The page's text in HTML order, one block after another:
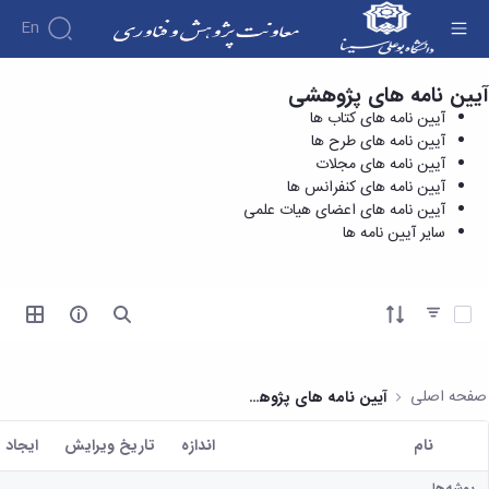
En
درباره
معاونت
درباره
معرفی
معاون
اهداف
و
قبلی
امور
پژوهشی
رئیس
کتابخانه
پژوهش
پژوهش
هفته
پژوهش
و
ها
های
تحقیقاتی
فناوری و
کارآفرینی
مدیریت
کارگروه‌ها
مدیریت‌ها
امور
پژوهشی
و
مرکز
اسناد
دفتر
کاربرگ
فرم
ها
آیین
های
آیین نامه های کتاب ها - معاونت پژوهش و
فناوری
آیین نامه های پژوهشی
آیین نامه های کتاب ها
آیین نامه های طرح ها
آیین نامه های مجلات
آیین نامه های کنفرانس ها
آیین نامه های اعضای هیات علمی
سایر آیین نامه ها
آیتم ها را انتخاب کنید
صفحه اصلی آیین نامه های پژوهشی
کاربر انتخاب شده
نام اندازه تاریخ ویرایش